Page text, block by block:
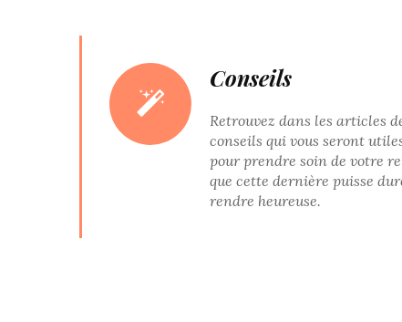
Conseils
Retrouvez dans les articles
conseils qui vous seront
pour prendre soin de votre
que cette dernière puisse
rendre heureuse.